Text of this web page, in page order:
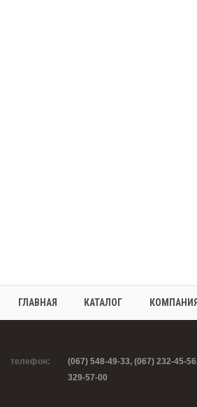
ГЛАВНАЯ КАТАЛОГ КОМПАНИЯ
телефон:
(067) 548-49-33, (067) 232-45-
329-57-00